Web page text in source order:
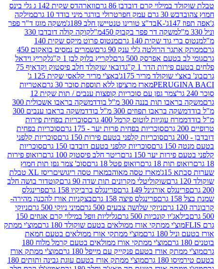
קרם דובדבן 86 גרם
ווארהדס שקית 142 ג גלי בינס
דבש 30 גרם עמק חפר
טרולי בורגר מיני בודד 10 גרם
מילקה
בד"צ טורינו טנטיישן חלב 189ג'
משקה מוגז ד"ר פפר
משקה דר פפר בקבוק 450מ"ל
קוקה קולה דובדבן 330
גוד שקית 140 גרם
מנטוס פרוט מיקס שקית 140
הרולטה ג'לי ענק 90 גרם
שמרים נמסים בואקום 450
אפרסק 500 גרם
לקריץ בלוק לבן 1 ק"ג
לקריץ וידאל
הדר 1 ק"ג
דובאי שוקולד חלב פיסטוק וקדאיף 75
שוקולד מריר 175ג'
באצ'י מריר קלאסי שקית 125 ג'
מארז מרציפן ללא תוספת סוכר 30 גרם
אטריות
צמר גפן עם סוכריות קופצות ענבים / תות שקית 12
תות בננה 300 מ"ל בודד
משקה בראבו אשכולית 300
בראבו תפוזים 300 מ"ל בודד
משקה בראבו ענבים 300
עוגיות לוטוס קרמל 400 גרם
סוכריות בפחית פירות
סוכריות בפחית פרות יער - 175 גרם
סוכריות בפחית
סוכריות קלפני בטעם פירות 150 גרם
סוכריות קלפני
סוכריות קלפני בטעם דובדבן 150 גרם
סוכריות
יער 150 גרם
ריטר חלב פיסטוק 100 גרם
רואופ פירות
תות 18 גרם
רואופ פטל 18 גרם
סוכ' צמר גפן תות חמוץ
מארז טסה מאוהב מארז טסה ריגושים
ריסז XL טבלת
שוקוליטלי מקרונים תות שדה 90 גרם
קוטדור בושה חלב
אורגינל 149 גרם
פרינגלס ברביקיו 158 גרם
פרינגלס
פרינגלס פיצה 158 גרם
בצקניות אורז להכנה מהירה-
ניוקי שלושה צבעים 500 גרם
מיני ניוקי 500 גרם
ניוקי
קונכיות 500 גרם
גליליות וופל במילוי קרם אגוזים 150
ממתקי אורז ממולאים בטעם שוקולד 180 גרם
מוצ'י ממתק
גרם
מוצ'י ממתקי אורז ממולאים בטעם חמאת
מוצ'י ממתקי אורז ממולאים בטעם קרמל מלוח 180
אורז בטעם פנקייק עם מייפל 180 גרם
מוצ'י ממתק אורז
גרם
מוצ'י ממתק אורז בטעם עוגת גבינה ותותים 180